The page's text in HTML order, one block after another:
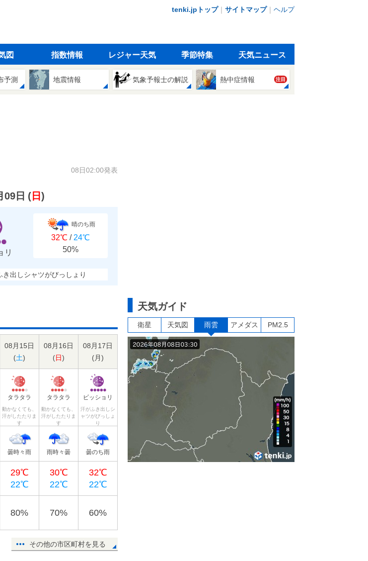
tenki.jpトップ｜ サイトマップ｜ ヘルプ
図 指数情報 レジャー天気 季節特集 天気ニュース
予測 地震情報 気象予報士の解説 熱中症情報 注目
08日02:00発表
09日 ( 日 )
リ
晴のち雨
32℃ / 24℃
50%
き出しシャツがびっしょり
08月15日
(土)
08月16日
(日)
08月17日
(月)
タラタラ
動かなくても、
汗がしたたりま
す
タラタラ
動かなくても、
汗がしたたりま
す
ビッショリ
汗がふき出しシ
ャツがびっしょ
り
曇時々雨 雨時々曇 曇のち雨
29℃
22℃
30℃
22℃
32℃
22℃
80% 70% 60%
その他の市区町村を見る
天気ガイド
衛星 天気図 雨雲 アメダス PM2.5